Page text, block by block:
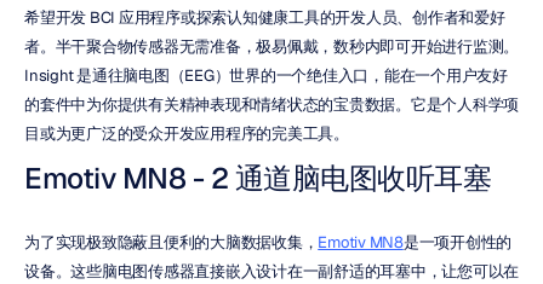
希望开发 BCI 应用程序或探索认知健康工具的开发人员、创作者和爱好
者。半干聚合物传感器无需准备，极易佩戴，数秒内即可开始进行监测。
Insight 是通往脑电图（EEG）世界的一个绝佳入口，能在一个用户友好
的套件中为你提供有关精神表现和情绪状态的宝贵数据。它是个人科学项
目或为更广泛的受众开发应用程序的完美工具。
Emotiv MN8 - 2 通道脑电图收听耳塞
为了实现极致隐蔽且便利的大脑数据收集， Emotiv MN8是一项开创性的
设备。这些脑电图传感器直接嵌入设计在一副舒适的耳塞中，让您可以在